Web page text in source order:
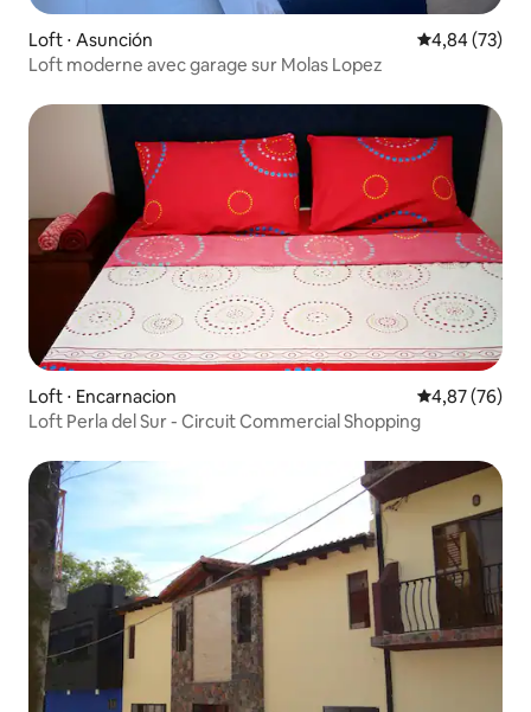
Loft ⋅ Asunción Évaluation
4,84 (73)
Loft moderne avec garage sur Molas Lopez
Loft ⋅ Encarnacion Évaluation
4,87 (76)
Loft Perla del Sur - Circuit Commercial Shopping